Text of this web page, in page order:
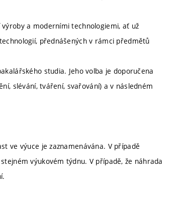
a moderními technologiemi, ať už
přednášených v rámci předmětů
studia. Jeho volba je doporučena
slévání, tváření, svařování) a v následném
ve výuce je zaznamenávána. V případě
výukovém týdnu. V případě, že náhrada